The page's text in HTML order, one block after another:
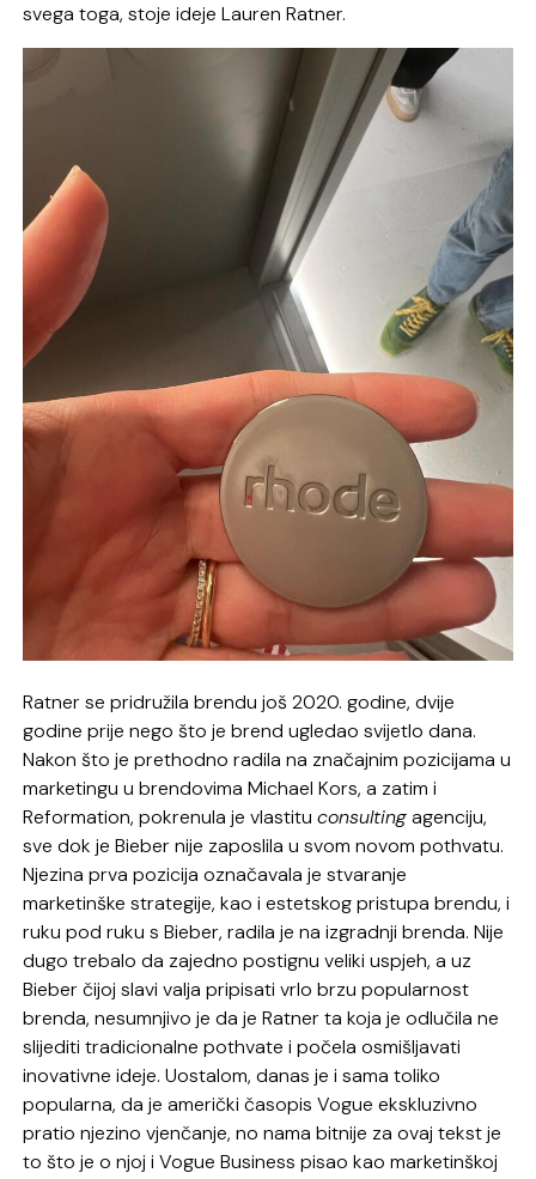
svega toga, stoje ideje Lauren Ratner.
Ratner se pridružila brendu još 2020. godine, dvije
godine prije nego što je brend ugledao svijetlo dana.
Nakon što je prethodno radila na značajnim pozicijama u
marketingu u brendovima Michael Kors, a zatim i
Reformation, pokrenula je vlastituconsultingagenciju,
sve dok je Bieber nije zaposlila u svom novom pothvatu.
Njezina prva pozicija označavala je stvaranje
marketinške strategije, kao i estetskog pristupa brendu, i
ruku pod ruku s Bieber, radila je na izgradnji brenda. Nije
dugo trebalo da zajedno postignu veliki uspjeh, a uz
Bieber čijoj slavi valja pripisati vrlo brzu popularnost
brenda, nesumnjivo je da je Ratner ta koja je odlučila ne
slijediti tradicionalne pothvate i počela osmišljavati
inovativne ideje. Uostalom, danas je i sama toliko
popularna, da je američki časopis Vogue ekskluzivno
pratio njezino vjenčanje, no nama bitnije za ovaj tekst je
to što je o njoj i Vogue Business pisao kao marketinškoj